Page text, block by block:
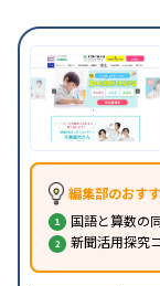
編集部のおす
国語と算数の
新聞活用探究